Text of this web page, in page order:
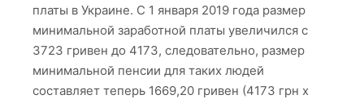
платы в Украине. С 1 января 2019 года размер
минимальной заработной платы увеличился с
3723 гривен до 4173, следовательно, размер
минимальной пенсии для таких людей
составляет теперь 1669,20 гривен (4173 грн х